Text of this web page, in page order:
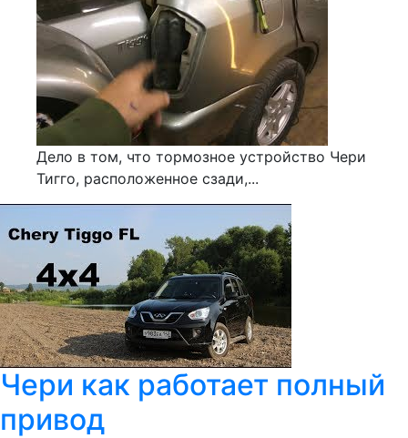
Дело в том, что тормозное устройство Чери
Тигго, расположенное сзади,...
Чери как работает полный
привод